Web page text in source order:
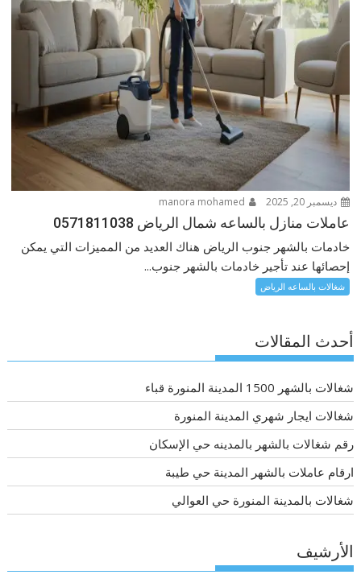
ديسمبر 20, 2025
عاملات منازل بالساعه شمال الرياض 0571811038
خادمات بالشهر جنوب الرياض هناك العديد من المميزات التي يمكن
إحصائها عند تأجير خادمات بالشهر جنوب...
شغالات بالساعه الرياض
أحدث المقالات
شغالات بالشهر 1500 المدينة المنورة قباء
شغالات ايجار شهري المدينة المنورة
رقم شغالات بالشهر بالمدينه حي الإسكان
ارقام عاملات بالشهر المدينة حي طيبة
شغالات بالمدينة المنورة حي العوالي
الأرشيف